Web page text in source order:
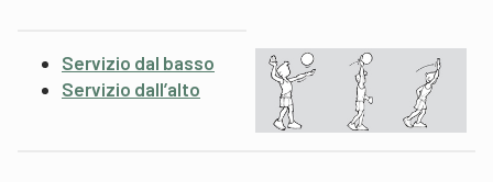
Servizio dal basso
Servizio dall’alto